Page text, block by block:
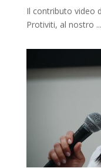
Il contributo video
Protiviti, al nostro ...